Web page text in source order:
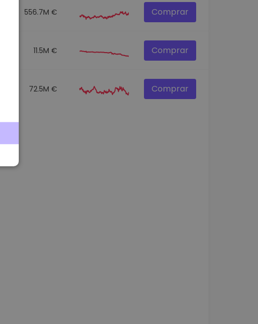
556.7M € Comprar
11.5M € Comprar
72.5M € Comprar